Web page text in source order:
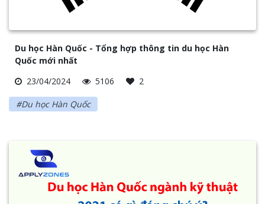
Du học Hàn Quốc - Tổng hợp thông tin du học Hàn
Quốc mới nhất
23/04/2024
5106 2
#Du học Hàn Quốc